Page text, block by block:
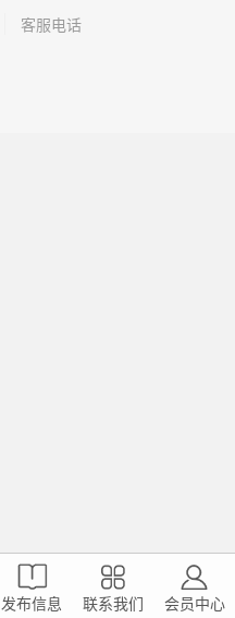
客服电话
发布信息 联系我们 会员中心